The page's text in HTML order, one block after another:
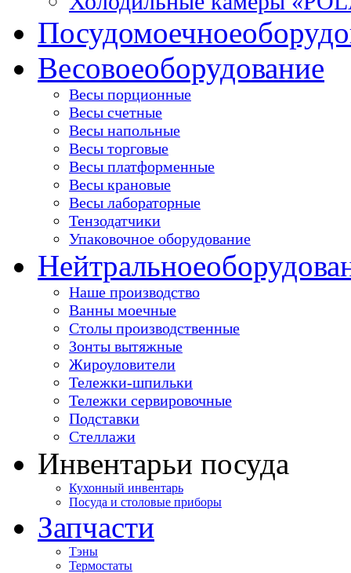
Посудомоечное
Весовоеоборудование
Весы порционные
Весы счетные
Весы напольные
Весы торговые
Весы платформенные
Весы крановые
Весы лабораторные
Тензодатчики
Упаковочное оборудование
Нейтральное
Наше производство
Ванны моечные
Столы производственные
Зонты вытяжные
Жироуловители
Тележки-шпильки
Тележки сервировочные
Подставки
Стеллажи
Инвентарьи посуда
Кухонный инвентарь
Посуда и столовые приборы
Запчасти
Тэны
Термостаты